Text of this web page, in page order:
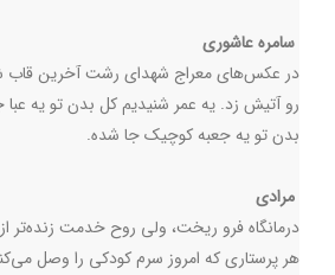
سامره عاشوری
در عکس‌های معراج شهدای رشت آخرین قاب
رو آتیش زد. یه عمر شنیدیم کل بدن تو یه عبا
بدن تو یه جعبه کوچیک جا شده.
مرادی
درمانگاه فرو ریخت، ولی روح خدمت زنده‌تر
هر پرستاری که امروز سرم کودکی را وصل